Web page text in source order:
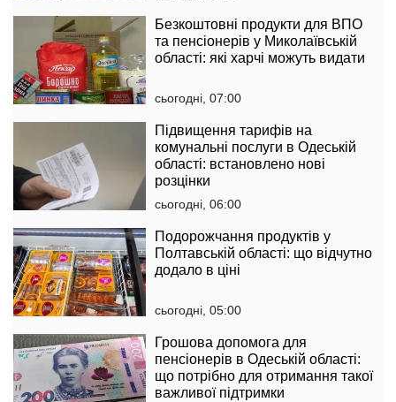
Безкоштовні продукти для ВПО
та пенсіонерів у Миколаївській
області: які харчі можуть видати
сьогодні, 07:00
Підвищення тарифів на
комунальні послуги в Одеській
області: встановлено нові
розцінки
сьогодні, 06:00
Подорожчання продуктів у
Полтавській області: що відчутно
додало в ціні
сьогодні, 05:00
Грошова допомога для
пенсіонерів в Одеській області:
що потрібно для отримання такої
важливої підтримки